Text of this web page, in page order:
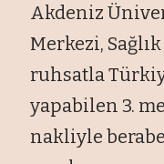
Akdeniz
Merkezi, Sağlık
ruhsatla
yapabilen 3.
nakliyle